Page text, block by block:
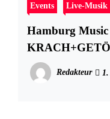
Events Live-Musik
Hamburg
Redakteur